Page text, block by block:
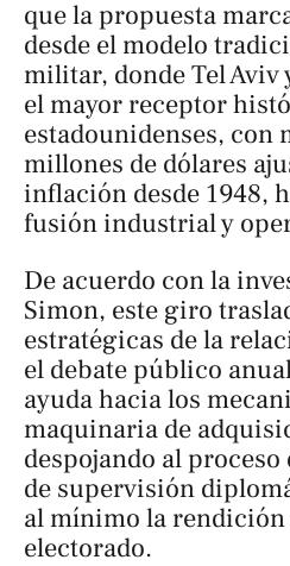
que la propuesta
desde el modelo
militar, donde Tel Aviv
el mayor receptor
estadounidenses, con
millones de dólares
inflación desde 1948,
fusión industrial y
De acuerdo con la
Simon, este giro
estratégicas de la
el debate público
ayuda hacia los
maquinaria de
despojando al
de supervisión
al mínimo la rendición
electorado.